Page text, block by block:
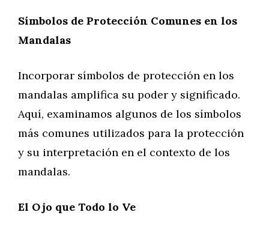
Símbolos de Protección Comunes en los
Mandalas
Incorporar símbolos de protección en los
mandalas amplifica su poder y significado.
Aquí, examinamos algunos de los símbolos
más comunes utilizados para la protección
y su interpretación en el contexto de los
mandalas.
El Ojo que Todo lo Ve